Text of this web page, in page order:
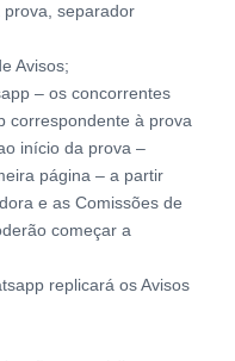
prova, separador
Avisos;
– os concorrentes
correspondente à prova
início da prova –
página – a partir
e as Comissões de
começar a
replicará os Avisos